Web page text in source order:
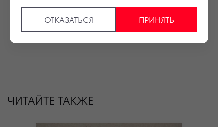
ЧИТАЙТЕ ТАКЖЕ
ОТКАЗАТЬСЯ ПРИНЯТЬ